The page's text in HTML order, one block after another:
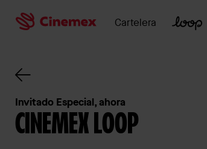
Cartelera
Invitado Especial, ahora
CINEMEX LOOP